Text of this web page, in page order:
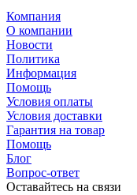
Компания
О компании
Новости
Политика
Информация
Помощь
Условия оплаты
Условия доставки
Гарантия на товар
Помощь
Блог
Вопрос-ответ
Оставайтесь на связи